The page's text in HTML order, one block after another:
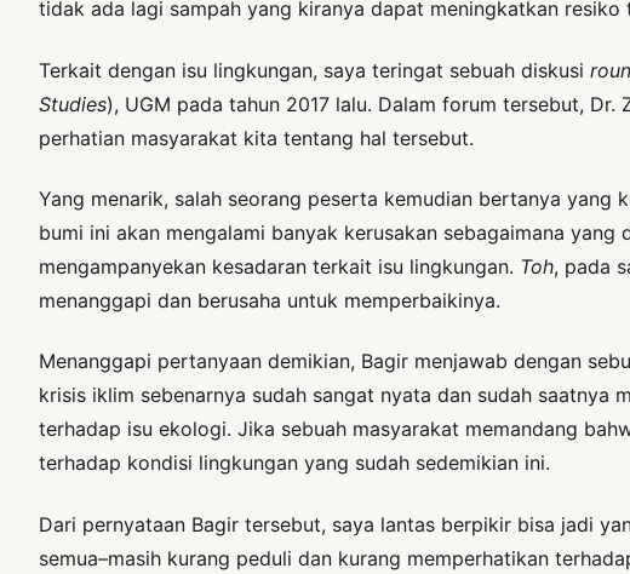
tidak ada lagi sampah yang kiranya dapat meningkatkan resiko
Terkait dengan isu lingkungan, saya teringat sebuah diskusi
Studies), UGM pada tahun 2017 lalu. Dalam forum tersebut,
perhatian masyarakat kita tentang hal tersebut.
Yang menarik, salah seorang peserta kemudian bertanya yang
bumi ini akan mengalami banyak kerusakan sebagaimana
mengampanyekan kesadaran terkait isu lingkungan. Toh, pada
menanggapi dan berusaha untuk memperbaikinya.
Menanggapi pertanyaan demikian, Bagir menjawab dengan
krisis iklim sebenarnya sudah sangat nyata dan sudah saatnya
terhadap isu ekologi. Jika sebuah masyarakat memandang
terhadap kondisi lingkungan yang sudah sedemikian ini.
Dari pernyataan Bagir tersebut, saya lantas berpikir bisa jadi
semua–masih kurang peduli dan kurang memperhatikan